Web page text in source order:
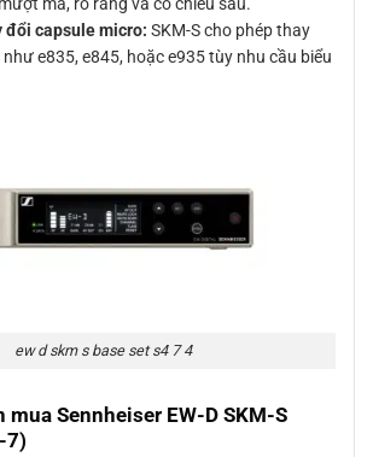
đổi capsule micro: SKM-S cho phép thay
e835, e845, hoặc e935 tùy nhu cầu biểu
ew d skm s base set s4 7 4
mua Sennheiser EW-D SKM-S
7)